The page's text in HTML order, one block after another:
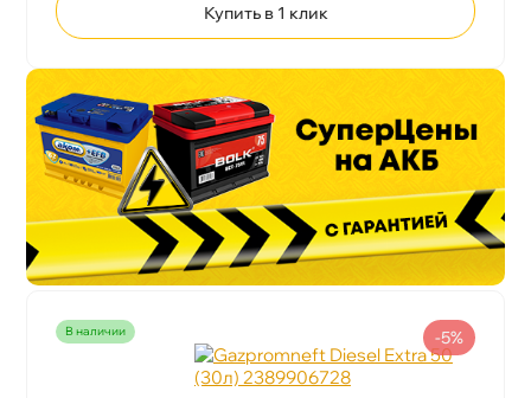
Купить в 1 клик
наличии -5%